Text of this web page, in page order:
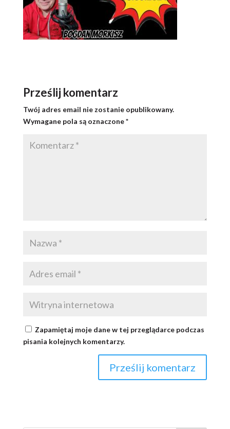
Prześlij komentarz
Twój adres email nie zostanie opublikowany.
Wymagane pola są oznaczone*
Zapamiętaj moje dane w tej przeglądarce podczas
pisania kolejnych komentarzy.